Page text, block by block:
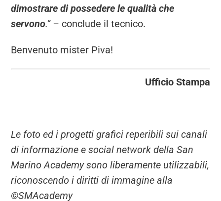
dimostrare di possedere le qualità che
servono.” – conclude il tecnico.
Benvenuto mister Piva!
Ufficio Stampa
Le foto ed i progetti grafici reperibili sui canali
di informazione e social network della San
Marino Academy sono liberamente utilizzabili,
riconoscendo i diritti di immagine alla
©SMAcademy